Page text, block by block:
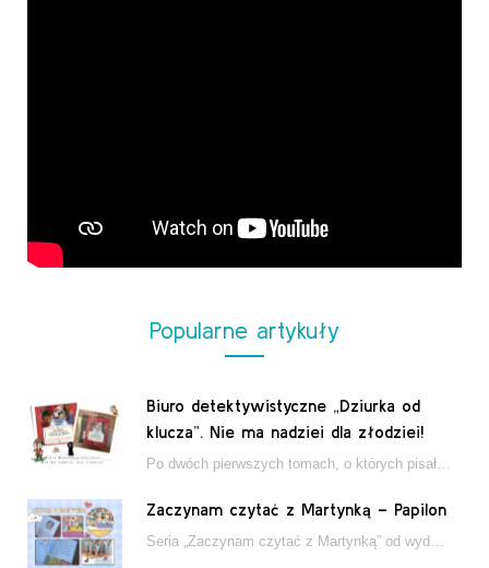
Popularne artykuły
Biuro detektywistyczne „Dziurka od
klucza”. Nie ma nadziei dla złodziei!
Zaczynam czytać z Martynką – Papilon